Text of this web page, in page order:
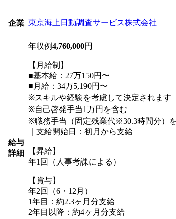
企業 東京海上日動調査サービス株式会社
給与
詳細
年収例4,760,000円
【月給制】
■基本給：27万150円〜
■月給：34万5,190円〜
※スキルや経験を考慮して決定されます
※自己啓発手当1万円を含む
※職務手当（固定残業代※30.3時間分）
｜支給開始日：初月から支給
【昇給】
年1回（人事考課による）
【賞与】
年2回（6・12月）
1年目：約2.3ヶ月分支給
2年目以降：約4ヶ月分支給